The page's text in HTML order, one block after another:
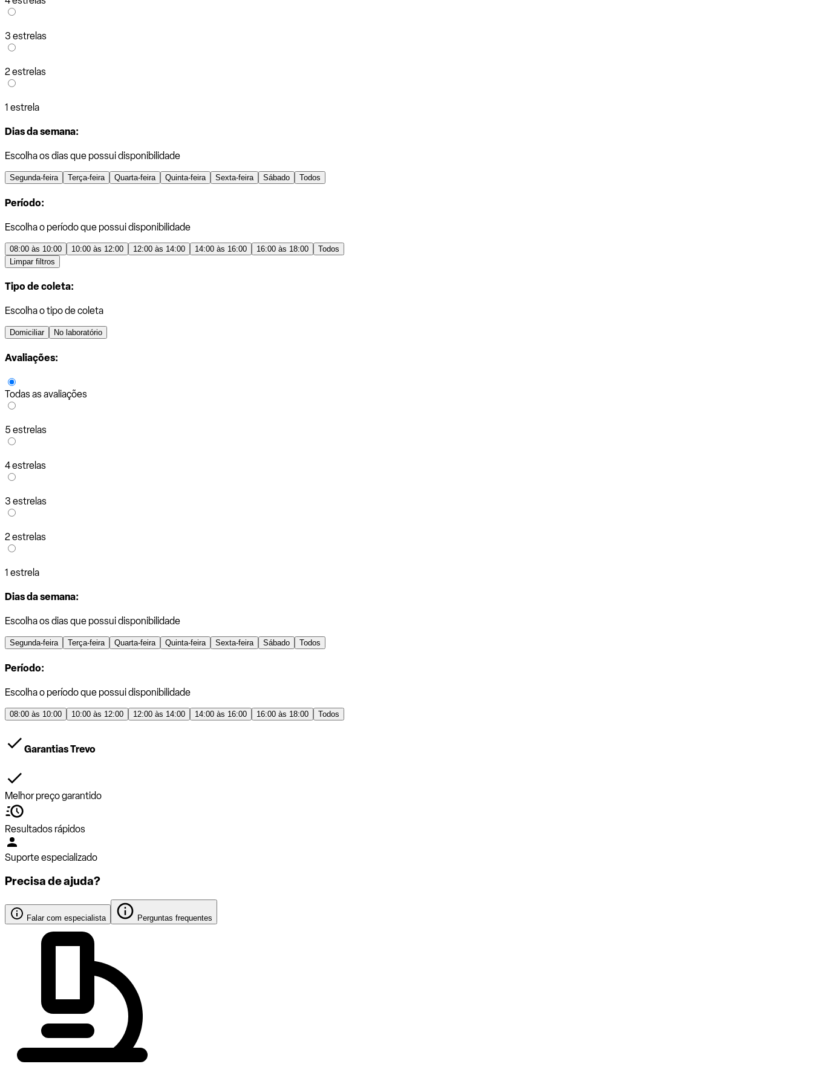
3 estrelas
2 estrelas
1 estrela
Dias da semana:
Escolha os dias que possui disponibilidade
Segunda-feira Terça-feira Quarta-feira Quinta-feira Sexta-feira Sábado Todos
Período:
Escolha o período que possui disponibilidade
08:00 às 10:00 10:00 às 12:00 12:00 às 14:00 14:00 às 16:00 16:00 às 18:00
Todos
Limpar filtros
Tipo de coleta:
Escolha o tipo de coleta
Domiciliar No laboratório
Avaliações:
Todas as avaliações
5 estrelas
4 estrelas
3 estrelas
2 estrelas
1 estrela
Dias da semana:
Escolha os dias que possui disponibilidade
Segunda-feira Terça-feira Quarta-feira Quinta-feira Sexta-feira Sábado Todos
Período:
Escolha o período que possui disponibilidade
08:00 às 10:00 10:00 às 12:00 12:00 às 14:00 14:00 às 16:00 16:00 às 18:00 Todos
Garantias Trevo
Melhor preço garantido
Resultados rápidos
Suporte especializado
Precisa de ajuda?
Falar com especialista Perguntas frequentes